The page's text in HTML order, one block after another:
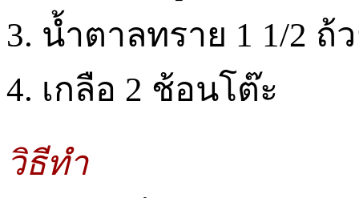
3. น้ำตาลทราย 1 1/2 ถ้
4. เกลือ 2 ช้อนโต๊ะ
วิธีทำ